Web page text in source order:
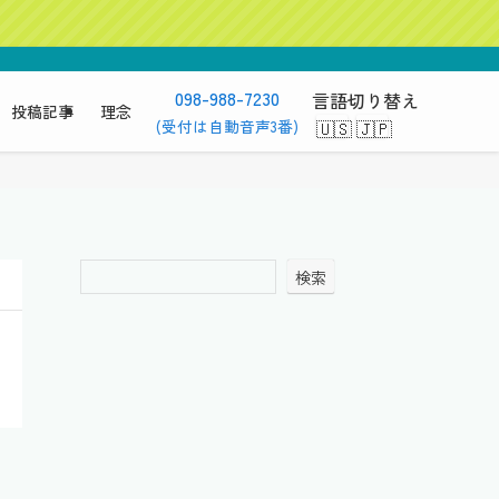
投稿記事 理念 098-988-7230
(受付は自動音声3番)
言語切り替え
検索